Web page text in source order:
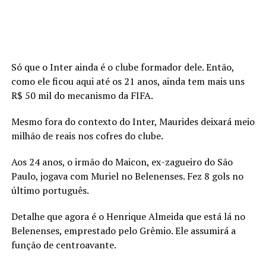
Só que o Inter ainda é o clube formador dele. Então,
como ele ficou aqui até os 21 anos, ainda tem mais uns
R$ 50 mil do mecanismo da FIFA.
Mesmo fora do contexto do Inter, Maurides deixará meio
milhão de reais nos cofres do clube.
Aos 24 anos, o irmão do Maicon, ex-zagueiro do São
Paulo, jogava com Muriel no Belenenses. Fez 8 gols no
último português.
Detalhe que agora é o Henrique Almeida que está lá no
Belenenses, emprestado pelo Grêmio. Ele assumirá a
função de centroavante.